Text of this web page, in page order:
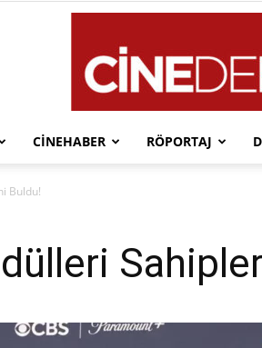
CINEHABER RÖPORTAJ
Buldu!